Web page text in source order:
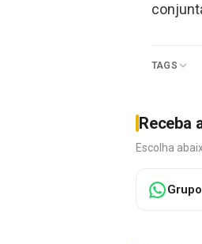
TAGS
Receba
Escolha